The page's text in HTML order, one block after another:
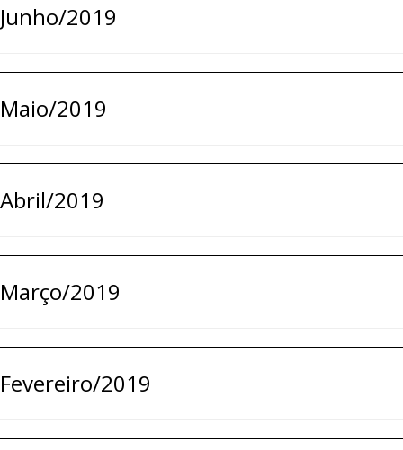
Junho/2019
Maio/2019
Abril/2019
Março/2019
Fevereiro/2019